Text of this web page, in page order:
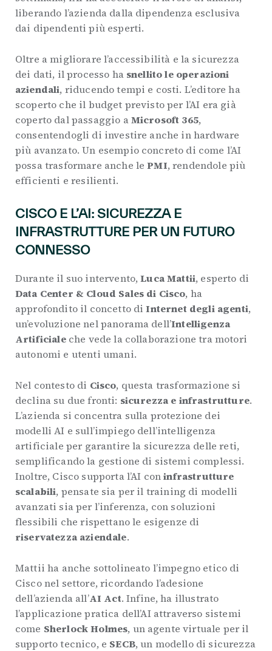
liberando l’azienda dalla dipendenza esclusiva
dai dipendenti più esperti.
Oltre a migliorare l’accessibilità e la sicurezza
dei dati, il processo ha snellito le operazioni
aziendali, riducendo tempi e costi. L’editore ha
scoperto che il budget previsto per l’AI era già
coperto dal passaggio aMicrosoft 365,
consentendogli di investire anche in hardware
più avanzato. Un esempio concreto di come l’AI
possa trasformare anche lePMI, rendendole più
efficienti e resilienti.
CISCO E L’AI: SICUREZZA E
INFRASTRUTTURE PER UN FUTURO
CONNESSO
Durante il suo intervento,Luca Mattii, esperto di
Data Center & Cloud Sales di Cisco, ha
approfondito il concetto diInternet degli agenti,
un’evoluzione nel panorama dell’Intelligenza
Artificialeche vede la collaborazione tra motori
autonomi e utenti umani.
Nel contesto di Cisco, questa trasformazione si
declina su due fronti: sicurezza e infrastrutture.
L’azienda si concentra sulla protezione dei
modelli AI e sull’impiego dell’intelligenza
artificiale per garantire la sicurezza delle reti,
semplificando la gestione di sistemi complessi.
Inoltre, Cisco supporta l’AI coninfrastrutture
scalabili, pensate sia per il training di modelli
avanzati sia per l’inferenza, con soluzioni
flessibili che rispettano le esigenze di
riservatezza aziendale.
Mattii ha anche sottolineato l’impegno etico di
Cisco nel settore, ricordando l’adesione
dell’azienda all’AI Act. Infine, ha illustrato
l’applicazione pratica dell’AI attraverso sistemi
come Sherlock Holmes, un agente virtuale per il
supporto tecnico, e SECB, un modello di sicurezza